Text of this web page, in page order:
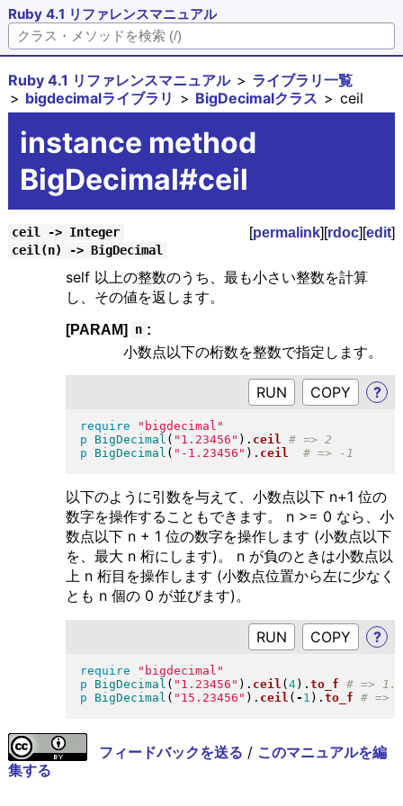
Ruby 4.1 リファレンスマニュアル
Ruby 4.1 リファレンスマニュアル
ライブラリ一覧
bigdecimalライブラリ
BigDecimalクラス ceil
instance method
BigDecimal#ceil
ceil -> Integer [permalink][rdoc][edit]
ceil(n) -> BigDecimal
self 以上の整数のうち、最も小さい整数を計算
し、その値を返します。
[PARAM] n :
小数点以下の桁数を整数で指定します。
RUN ?
require " bigdecimal "
p
BigDecimal ( " 1.23456 " ) . ceil
p
BigDecimal ( " -1.23456 " ) . ceil
以下のように引数を与えて、小数点以下 n+1 位の
数字を操作することもできます。 n >= 0 なら、小
数点以下 n + 1 位の数字を操作します (小数点以下
を、最大 n 桁にします)。 n が負のときは小数点以
上 n 桁目を操作します (小数点位置から左に少なく
とも n 個の 0 が並びます)。
RUN ?
require " bigdecimal "
p
BigDecimal ( " 1.23456 " ) . ceil ( 4) . to_f
p
BigDecimal ( " 15.23456 " ) . ceil ( - 1 ) . to_f
フィードバックを送る / このマニュアルを編
集する